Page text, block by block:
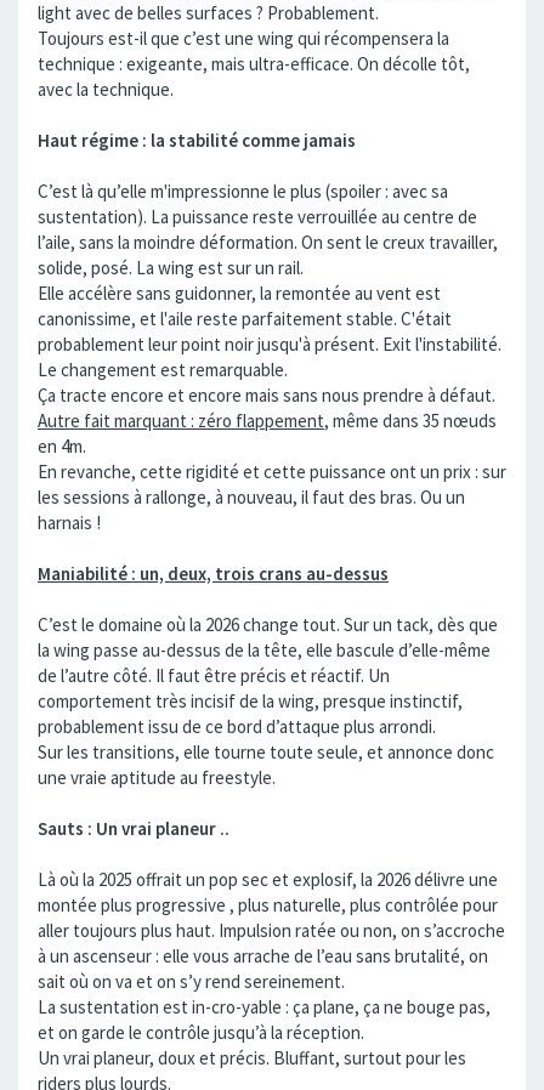
light avec de belles surfaces ? Probablement.
Toujours est-il que c’est une wing qui récompensera la
technique : exigeante, mais ultra-efficace. On décolle tôt,
avec la technique.
Haut régime : la stabilité comme jamais
C’est là qu’elle m'impressionne le plus (spoiler : avec sa
sustentation). La puissance reste verrouillée au centre de
l’aile, sans la moindre déformation. On sent le creux travailler,
solide, posé. La wing est sur un rail.
Elle accélère sans guidonner, la remontée au vent est
canonissime, et l'aile reste parfaitement stable. C'était
probablement leur point noir jusqu'à présent. Exit l'instabilité.
Le changement est remarquable.
Ça tracte encore et encore mais sans nous prendre à défaut.
Autre fait marquant : zéro flappement, même dans 35 nœuds
en 4m.
En revanche, cette rigidité et cette puissance ont un prix : sur
les sessions à rallonge, à nouveau, il faut des bras. Ou un
harnais !
Maniabilité : un, deux, trois crans au-dessus
C’est le domaine où la 2026 change tout. Sur un tack, dès que
la wing passe au-dessus de la tête, elle bascule d’elle-même
de l’autre côté. Il faut être précis et réactif. Un
comportement très incisif de la wing, presque instinctif,
probablement issu de ce bord d’attaque plus arrondi.
Sur les transitions, elle tourne toute seule, et annonce donc
une vraie aptitude au freestyle.
Sauts : Un vrai planeur ..
Là où la 2025 offrait un pop sec et explosif, la 2026 délivre une
montée plus progressive , plus naturelle, plus contrôlée pour
aller toujours plus haut. Impulsion ratée ou non, on s’accroche
à un ascenseur : elle vous arrache de l’eau sans brutalité, on
sait où on va et on s’y rend sereinement.
La sustentation est in-cro-yable : ça plane, ça ne bouge pas,
et on garde le contrôle jusqu’à la réception.
Un vrai planeur, doux et précis. Bluffant, surtout pour les
riders plus lourds.